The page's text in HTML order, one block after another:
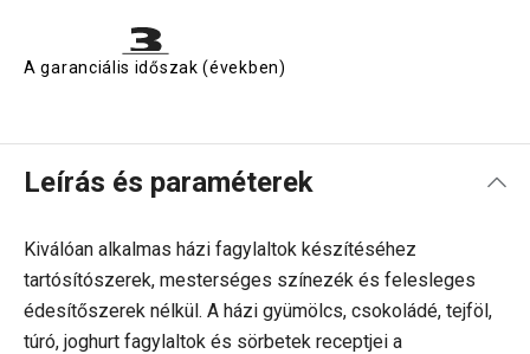
A garanciális időszak (években)
Leírás és paraméterek
Kiválóan alkalmas házi fagylaltok készítéséhez
tartósítószerek, mesterséges színezék és felesleges
édesítőszerek nélkül. A házi gyümölcs, csokoládé, tejföl,
túró, joghurt fagylaltok és sörbetek receptjei a